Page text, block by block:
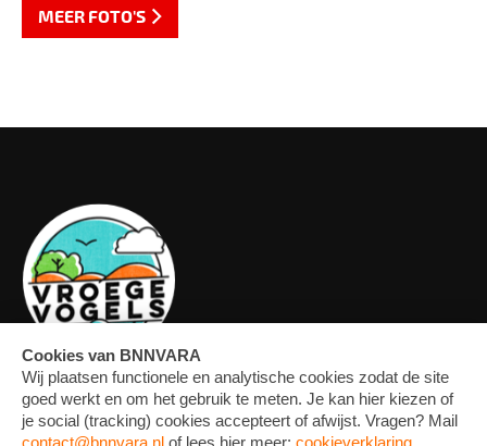
MEER FOTO'S
OVERZICHT FORUM